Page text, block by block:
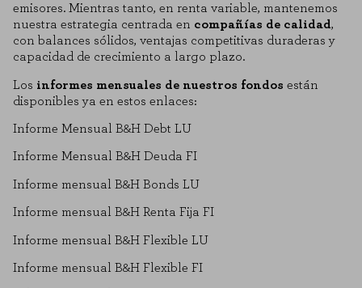
emisores. Mientras tanto, en renta variable, mantenemos
nuestra estrategia centrada en compañías de calidad,
con balances sólidos, ventajas competitivas duraderas y
capacidad de crecimiento a largo plazo.
Los informes mensuales de nuestros fondos están
disponibles ya en estos enlaces:
Informe Mensual B&H Debt LU
Informe Mensual B&H Deuda FI
Informe mensual B&H Bonds LU
Informe mensual B&H Renta Fija FI
Informe mensual B&H Flexible LU
Informe mensual B&H Flexible FI